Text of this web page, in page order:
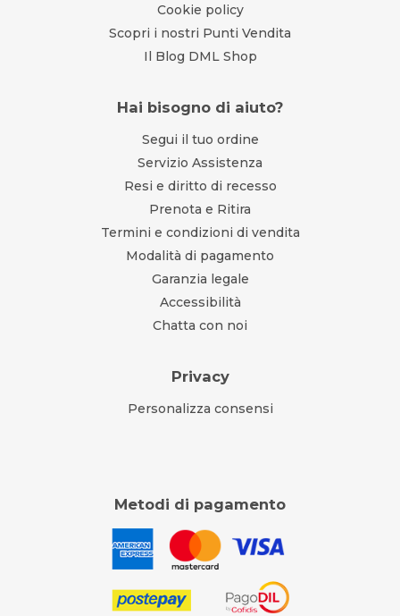
Cookie policy
Scopri i nostri Punti Vendita
Il Blog DML Shop
Hai bisogno di aiuto?
Segui il tuo ordine
Servizio Assistenza
Resi e diritto di recesso
Prenota e Ritira
Termini e condizioni di vendita
Modalità di pagamento
Garanzia legale
Accessibilità
Chatta con noi
Privacy
Personalizza consensi
Metodi di pagamento